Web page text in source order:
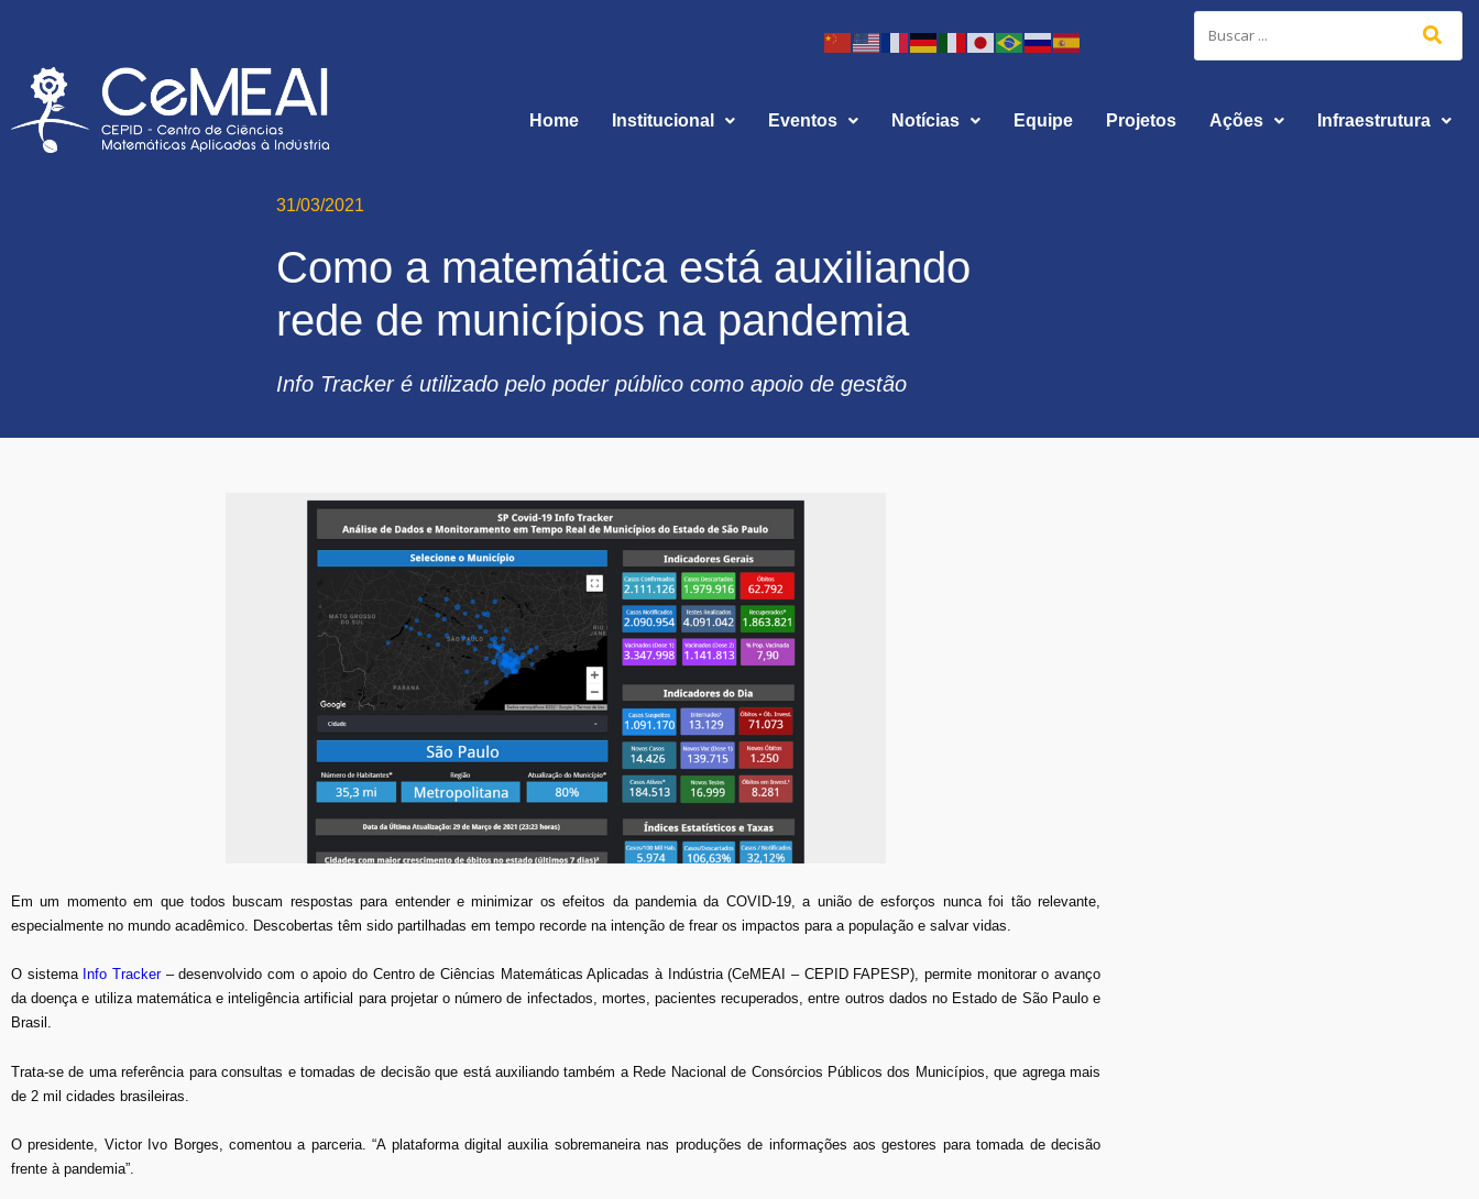
Home Institucional Eventos Notícias Equipe Projetos Ações Infraestrutura
31/03/2021
Como a matemática está auxiliando
rede de municípios na pandemia
Info Tracker é utilizado pelo poder público como apoio de gestão
Em um momento em que todos buscam respostas para entender e minimizar os efeitos da pandemia da COVID-19, a união de esforços nunca foi tão relevante,
especialmente no mundo acadêmico. Descobertas têm sido partilhadas em tempo recorde na intenção de frear os impactos para a população e salvar vidas.
O sistema Info Tracker– desenvolvido com o apoio do Centro de Ciências Matemáticas Aplicadas à Indústria (CeMEAI – CEPID FAPESP), permite monitorar o avanço
da doença e utiliza matemática e inteligência artificial para projetar o número de infectados, mortes, pacientes recuperados, entre outros dados no Estado de São Paulo e
Brasil.
Trata-se de uma referência para consultas e tomadas de decisão que está auxiliando também a Rede Nacional de Consórcios Públicos dos Municípios, que agrega mais
de 2 mil cidades brasileiras.
O presidente, Victor Ivo Borges, comentou a parceria. “A plataforma digital auxilia sobremaneira nas produções de informações aos gestores para tomada de decisão
frente à pandemia”.